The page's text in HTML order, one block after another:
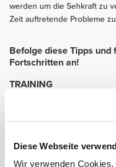
Diese Webseite
Wir verwenden
werden um die Sehkraft zu
Zeit auftretende Probleme
Befolge diese Tipps
Fortschritten an!
TRAINING
Es ist sehr wichtig die richtige
des Sports zu nutzen, wie
Neben dem sofortigen Schutz
ERNÄHRUNG
Spinat, Broccoli, Blumenkohl,